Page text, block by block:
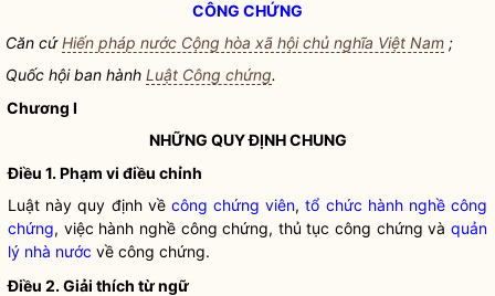
CÔNG CHỨNG
Căn cứHiến pháp nước Cộng hòa xã hội chủ nghĩa Việt Nam ;
Quốc hộiban hành Luật Công chứng.
Chương I
NHỮNG QUY ĐỊNH CHUNG
Điều 1. Phạm vi điều chỉnh
Luật này quy định về công chứng viên,tổ chức hành nghề công
chứng, việc hành nghề công chứng, thủ tục công chứng và quản
lý nhà nước về công chứng.
Điều 2. Giải thích từ ngữ